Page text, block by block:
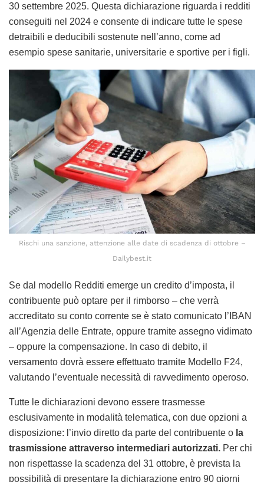
30 settembre 2025. Questa dichiarazione riguarda i redditi
conseguiti nel 2024 e consente di indicare tutte le spese
detraibili e deducibili sostenute nell’anno, come ad
esempio spese sanitarie, universitarie e sportive per i figli.
Rischi una sanzione, attenzione alle date di scadenza di ottobre –
Dailybest.it
Se dal modello Redditi emerge un credito d’imposta, il
contribuente può optare per il rimborso – che verrà
accreditato su conto corrente se è stato comunicato l’IBAN
all’Agenzia delle Entrate, oppure tramite assegno vidimato
– oppure la compensazione. In caso di debito, il
versamento dovrà essere effettuato tramite Modello F24,
valutando l’eventuale necessità di ravvedimento operoso.
Tutte le dichiarazioni devono essere trasmesse
esclusivamente in modalità telematica, con due opzioni a
disposizione: l’invio diretto da parte del contribuente o la
trasmissione attraverso intermediari autorizzati. Per chi
non rispettasse la scadenza del 31 ottobre, è prevista la
possibilità di presentare la dichiarazione entro 90 giorni